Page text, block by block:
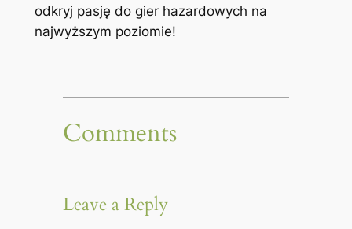
odkryj pasję do gier hazardowych na
najwyższym poziomie!
Comments
Leave a Reply